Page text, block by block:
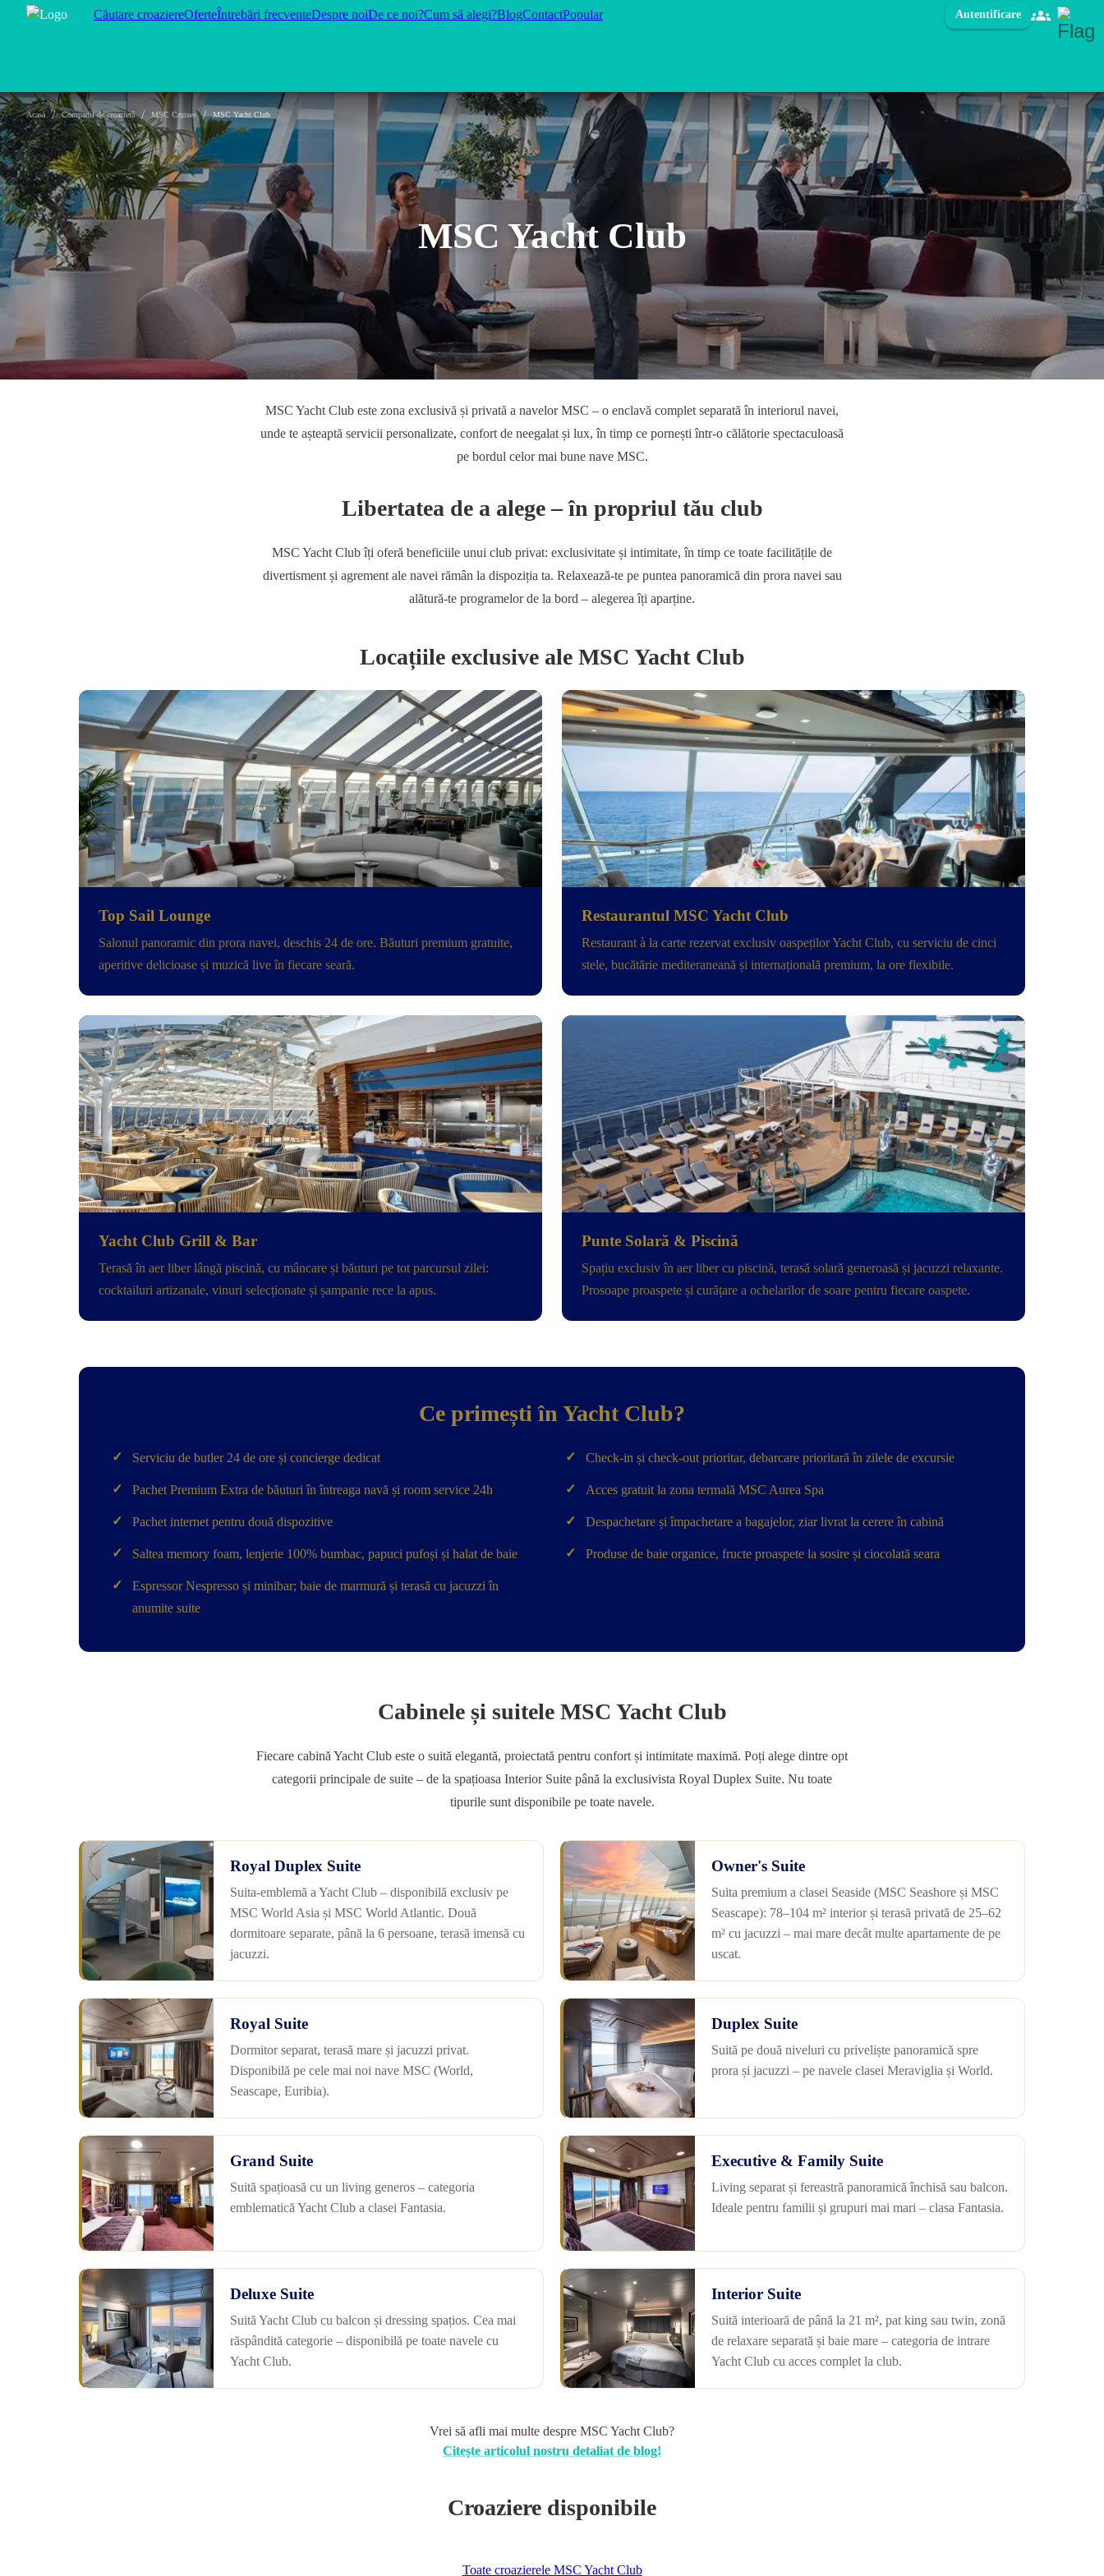
Căutare croaziereOferteÎntrebări frecventeDespre noiDe ce noi?Cum să alegi?BlogContactPopular Autentificare
MSC Yacht Club
Acasă / Companii de croazieră / MSC Cruises / MSC Yacht Club
MSC Yacht Club este zona exclusivă și privată a navelor MSC – o enclavă complet separată în interiorul navei,
unde te așteaptă servicii personalizate, confort de neegalat și lux, în timp ce pornești într-o călătorie spectaculoasă
pe bordul celor mai bune nave MSC.
Libertatea de a alege – în propriul tău club
MSC Yacht Club îți oferă beneficiile unui club privat: exclusivitate și intimitate, în timp ce toate facilitățile de
divertisment și agrement ale navei rămân la dispoziția ta. Relaxează-te pe puntea panoramică din prora navei sau
alătură-te programelor de la bord – alegerea îți aparține.
Locațiile exclusive ale MSC Yacht Club
Top Sail Lounge
Salonul panoramic din prora navei, deschis 24 de ore. Băuturi premium gratuite,
aperitive delicioase și muzică live în fiecare seară.
Restaurantul MSC Yacht Club
Restaurant à la carte rezervat exclusiv oaspeților Yacht Club, cu serviciu de cinci
stele, bucătărie mediteraneană și internațională premium, la ore flexibile.
Yacht Club Grill & Bar
Terasă în aer liber lângă piscină, cu mâncare și băuturi pe tot parcursul zilei:
cocktailuri artizanale, vinuri selecționate și șampanie rece la apus.
Punte Solară & Piscină
Spațiu exclusiv în aer liber cu piscină, terasă solară generoasă și jacuzzi relaxante.
Prosoape proaspete și curățare a ochelarilor de soare pentru fiecare oaspete.
Ce primești în Yacht Club?
✓ Serviciu de butler 24 de ore și concierge dedicat ✓ Check-in și check-out prioritar, debarcare prioritară în zilele de excursie
✓ Pachet Premium Extra de băuturi în întreaga navă și room service 24h ✓ Acces gratuit la zona termală MSC Aurea Spa
✓ Pachet internet pentru două dispozitive ✓ Despachetare și împachetare a bagajelor, ziar livrat la cerere în cabină
✓ Saltea memory foam, lenjerie 100% bumbac, papuci pufoși și halat de baie ✓ Produse de baie organice, fructe proaspete la sosire și ciocolată seara
✓
Espressor Nespresso și minibar; baie de marmură și terasă cu jacuzzi în
anumite suite
Cabinele și suitele MSC Yacht Club
Fiecare cabină Yacht Club este o suită elegantă, proiectată pentru confort și intimitate maximă. Poți alege dintre opt
categorii principale de suite – de la spațioasa Interior Suite până la exclusivista Royal Duplex Suite. Nu toate
tipurile sunt disponibile pe toate navele.
Royal Duplex Suite
Suita-emblemă a Yacht Club – disponibilă exclusiv pe
MSC World Asia și MSC World Atlantic. Două
dormitoare separate, până la 6 persoane, terasă imensă cu
jacuzzi.
Owner's Suite
Suita premium a clasei Seaside (MSC Seashore și MSC
Seascape): 78–104 m² interior și terasă privată de 25–62
m² cu jacuzzi – mai mare decât multe apartamente de pe
uscat.
Royal Suite
Dormitor separat, terasă mare și jacuzzi privat.
Disponibilă pe cele mai noi nave MSC (World,
Seascape, Euribia).
Duplex Suite
Suită pe două niveluri cu priveliște panoramică spre
prora și jacuzzi – pe navele clasei Meraviglia și World.
Grand Suite
Suită spațioasă cu un living generos – categoria
emblematică Yacht Club a clasei Fantasia.
Executive & Family Suite
Living separat și fereastră panoramică închisă sau balcon.
Ideale pentru familii și grupuri mai mari – clasa Fantasia.
Deluxe Suite
Suită Yacht Club cu balcon și dressing spațios. Cea mai
răspândită categorie – disponibilă pe toate navele cu
Yacht Club.
Interior Suite
Suită interioară de până la 21 m², pat king sau twin, zonă
de relaxare separată și baie mare – categoria de intrare
Yacht Club cu acces complet la club.
Vrei să afli mai multe despre MSC Yacht Club?
Citește articolul nostru detaliat de blog!
Croaziere disponibile
Toate croazierele MSC Yacht Club